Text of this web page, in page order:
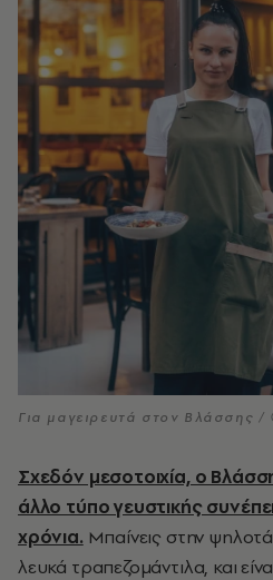
Για μαγειρευτά στον Βλάσσης /
Σχεδόν μεσοτοιχία, ο
άλλο τύπο γευστικής
χρόνια. Μπαίνεις στην
λευκά τραπεζομάντιλα, και